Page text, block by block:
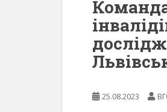
25.08.2023